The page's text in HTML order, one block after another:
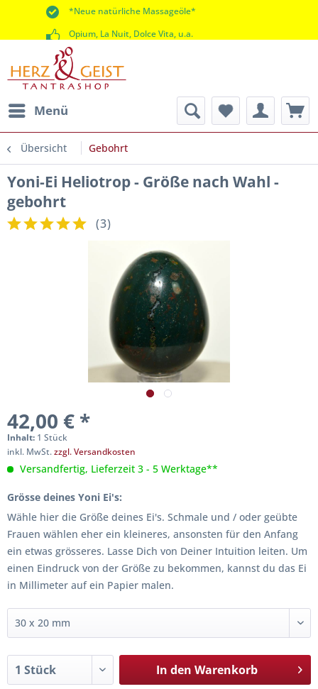
*Neue natürliche Massageöle*
Opium, La Nuit, Dolce Vita, u.a.
*60 Tage Rückgaberecht*
Menü
Übersicht Gebohrt
Yoni-Ei Heliotrop - Größe nach Wahl -
gebohrt
(3)
42,00 € *
Inhalt: 1 Stück
inkl. MwSt.zzgl. Versandkosten
Versandfertig, Lieferzeit 3 - 5 Werktage**
Grösse deines Yoni Ei's:
Wähle hier die Größe deines Ei's. Schmale und / oder geübte
Frauen wählen eher ein kleineres, ansonsten für den Anfang
ein etwas grösseres. Lasse Dich von Deiner Intuition leiten. Um
einen Eindruck von der Größe zu bekommen, kannst du das Ei
in Millimeter auf ein Papier malen.
In den Warenkorb